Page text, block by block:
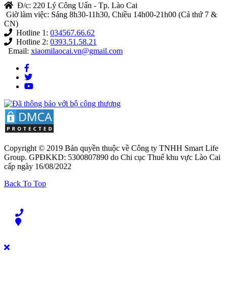
Đ/c: 220 Lý Công Uẩn - Tp. Lào Cai
Giờ làm việc: Sáng 8h30-11h30, Chiều 14h00-21h00 (Cả thứ 7 &
CN)
Hotline 1: 034567.66.62
Hotline 2: 0393.51.58.21
Email: xiaomilaocai.vn@gmail.com
Copyright © 2019 Bản quyền thuộc về Công ty TNHH Smart Life
Group. GPĐKKD: 5300807890 do Chi cục Thuế khu vực Lào Cai
cấp ngày 16/08/2022
Back To Top